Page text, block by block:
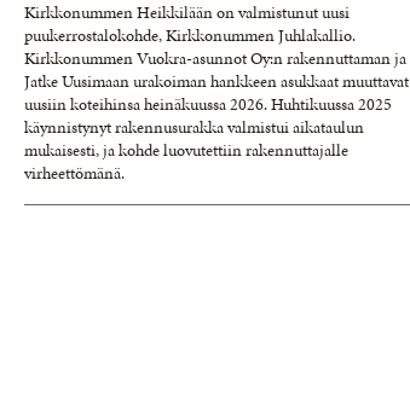
Kirkkonummen Heikkilään on valmistunut uusi
puukerrostalokohde, Kirkkonummen Juhlakallio.
Kirkkonummen Vuokra-asunnot Oy:n rakennuttaman ja
Jatke Uusimaan urakoiman hankkeen asukkaat muuttavat
uusiin koteihinsa heinäkuussa 2026. Huhtikuussa 2025
käynnistynyt rakennusurakka valmistui aikataulun
mukaisesti, ja kohde luovutettiin rakennuttajalle
virheettömänä.